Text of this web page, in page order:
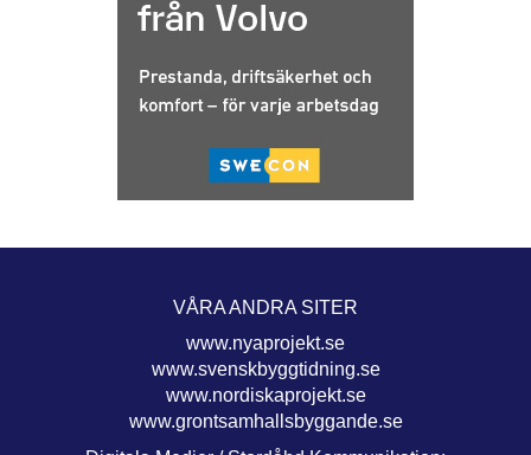
VÅRA ANDRA SITER
www.nyaprojekt.se
www.svenskbyggtidning.se
www.nordiskaprojekt.se
www.grontsamhallsbyggande.se